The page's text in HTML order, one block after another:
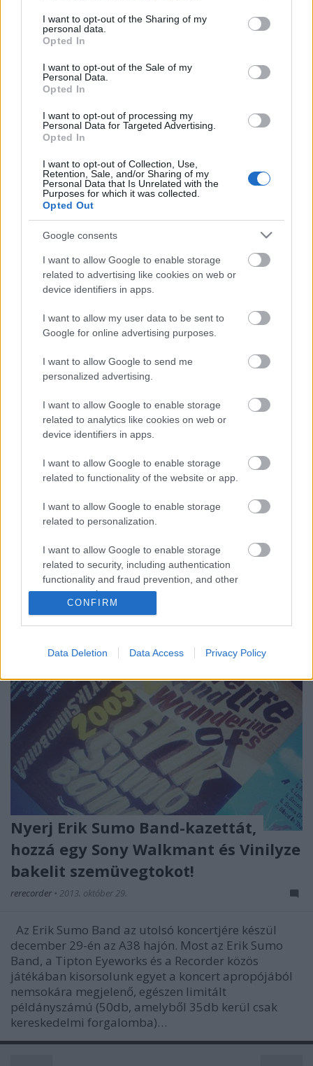
not limited to your visit or usage behaviour. You may click to
grant or deny consent to Google and its third-party tags to
use your data for below specified purposes in below Google
consent section.
I want to opt-out of the Sharing of my
personal data.
Opted In
I want to opt-out of the Sale of my
Personal Data.
Opted In
I want to opt-out of processing my
Personal Data for Targeted Advertising.
Opted In
I want to opt-out of Collection, Use,
Retention, Sale, and/or Sharing of my
Personal Data that Is Unrelated with the
Purposes for which it was collected.
Opted Out
Google consents
I want to allow Google to enable storage
related to advertising like cookies on web or
device identifiers in apps.
I want to allow my user data to be sent to
Google for online advertising purposes.
I want to allow Google to send me
personalized advertising.
I want to allow Google to enable storage
related to analytics like cookies on web or
device identifiers in apps.
I want to allow Google to enable storage
related to functionality of the website or app.
I want to allow Google to enable storage
related to personalization.
I want to allow Google to enable storage
related to security, including authentication
functionality and fraud prevention, and other
user protection.
CONFIRM
Data Deletion Data Access Privacy Policy
Látni és láttatni a zenét!
Recorder.hu• 2022. július 21.
(X) Coldplay. David Bowie. Björk. Bob Dylan. Miles
Davis. Nirvana. Depeche Mode. Anton Corbijn nem
század legnagyobb előadóival dolgozott együtt,
hanem mert egészen máshogy láttatta őket, mint
Nem lemezjátszót káprázik a
szemed, a Vinylize újratervezte a
Snellen táblát a RSD alkalmából!
rerecorder•2017. március 23.
A Record Store Day, azaz a rendszeresen április
harmadik szombatján megtartott Lemezboltok
eredetileg a független lemezboltok éltetéséről, aztán
hamar az exkluzív vinylkiadványokról is szóló ünnep
idei ritkaságairól itt írtunk, de lesz egy magyar…
Nyerj Erik Sumo Band-kazettát,
hozzá egy Sony Walkmant és Vinilyze
bakelit szemüvegtokot!
rerecorder • 2013. október 29.
Az Erik Sumo Band az utolsó koncertjére készül
december 29-én az A38 hajón. Most az Erik Sumo
Band, a Tipton Eyeworks és a Recorder közös
játékában kisorsolunk egyet a koncert apropójából
nemsokára megjelenő, egészen limitált
példányszámú (50db, amelyből 35db kerül csak
kereskedelmi forgalomba)…